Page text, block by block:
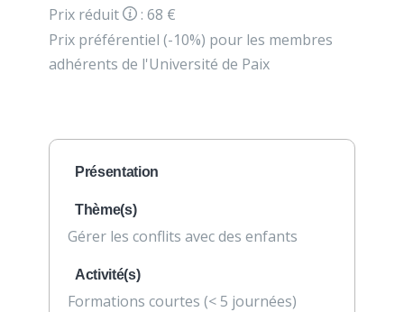
Prix réduit
: 68 €
Prix préférentiel (-10%) pour les membres
adhérents de l'Université de Paix
Présentation
Thème(s)
Gérer les conflits avec des enfants
Activité(s)
Formations courtes (< 5 journées)